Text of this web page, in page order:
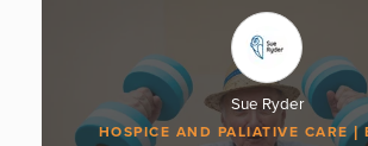
Sue Ryder
HOSPICE AND PALIATIVE CARE